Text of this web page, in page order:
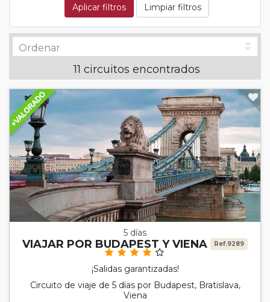
Aplicar filtros Limpiar filtros
11 circuitos encontrados
5 días
VIAJAR POR BUDAPEST Y VIENA Ref.9289
¡Salidas garantizadas!
Circuito de viaje de 5 días por Budapest, Bratislava,
Viena